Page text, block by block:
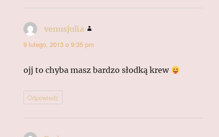
venusjulia
9 lutego, 2013 o 9:35 pm
ojj to chyba masz bardzo słodką krew
Odpowiedz